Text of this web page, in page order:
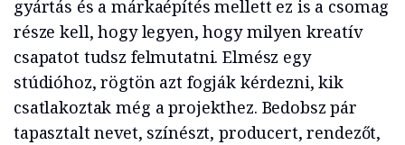
gyártás és a márkaépítés mellett ez is a csomag
része kell, hogy legyen, hogy milyen kreatív
csapatot tudsz felmutatni. Elmész egy
stúdióhoz, rögtön azt fogják kérdezni, kik
csatlakoztak még a projekthez. Bedobsz pár
tapasztalt nevet, színészt, producert, rendezőt,